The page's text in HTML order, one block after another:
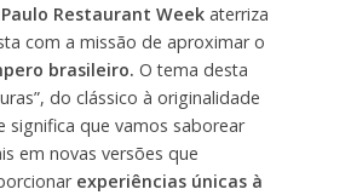
Paulo Restaurant Weekaterriza
com a missão de aproximar o
brasileiro. O tema desta
do clássico à originalidade
significa que vamos saborear
em novas versões que
experiências únicas à